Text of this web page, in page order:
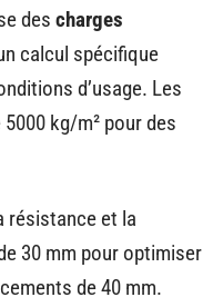
des charges
calcul spécifique
d’usage. Les
kg/m² pour des
résistance et la
30 mm pour optimiser
de 40 mm.